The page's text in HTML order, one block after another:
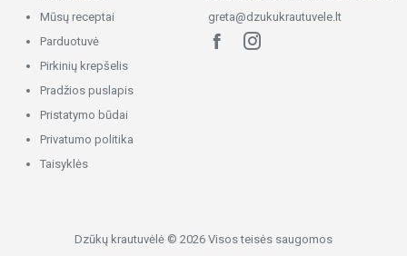
Mūsų receptai
Parduotuvė
Pirkinių krepšelis
Pradžios puslapis
Pristatymo būdai
Privatumo politika
Taisyklės
greta@dzukukrautuvele.lt
Dzūkų krautuvėlė © 2026 Visos teisės saugomos